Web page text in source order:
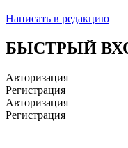
Написать в редакцию
БЫСТРЫЙ
Авторизация
Регистрация
Авторизация
Регистрация